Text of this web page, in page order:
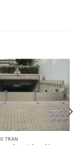
TRÀN